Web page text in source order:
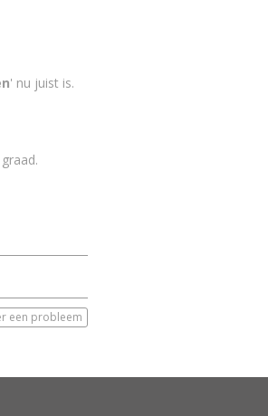
' nu juist is.
een probleem